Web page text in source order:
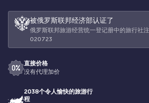
被俄罗斯联邦经济部认证了
俄罗斯联邦旅游经营统一登记册中的旅行社
020723
直接价格
没有代理加价
2038个令人愉快的旅游行
程